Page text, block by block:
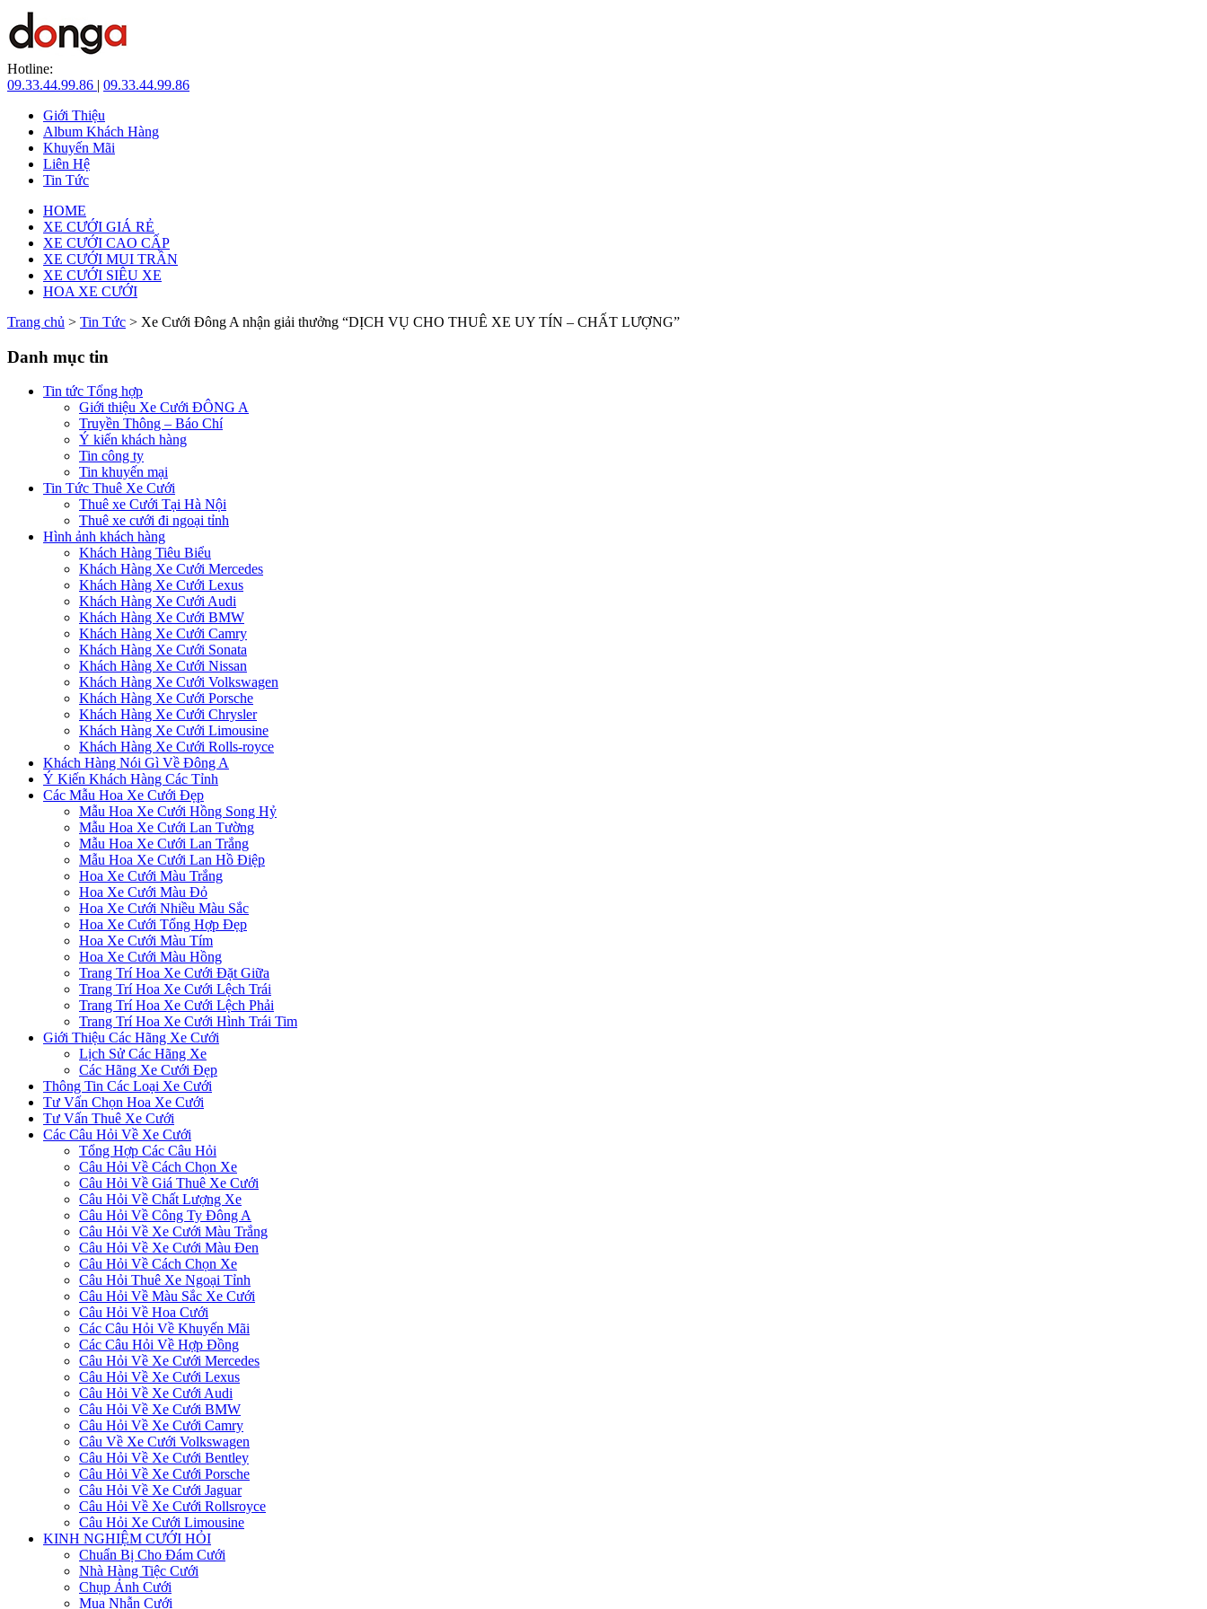
Hotline:
09.33.44.99.86 | 09.33.44.99.86
Giới Thiệu
Album Khách Hàng
Khuyến Mãi
Liên Hệ
Tin Tức
HOME
XE CƯỚI GIÁ RẺ
XE CƯỚI CAO CẤP
XE CƯỚI MUI TRẦN
XE CƯỚI SIÊU XE
HOA XE CƯỚI
Trang chủ > Tin Tức > Xe Cưới Đông A nhận giải thưởng “DỊCH VỤ CHO THUÊ XE UY TÍN – CHẤT LƯỢNG”
Danh mục tin
Tin tức Tổng hợp
Giới thiệu Xe Cưới ĐÔNG A
Truyền Thông – Báo Chí
Ý kiến khách hàng
Tin công ty
Tin khuyến mại
Tin Tức Thuê Xe Cưới
Thuê xe Cưới Tại Hà Nội
Thuê xe cưới đi ngoại tỉnh
Hình ảnh khách hàng
Khách Hàng Tiêu Biểu
Khách Hàng Xe Cưới Mercedes
Khách Hàng Xe Cưới Lexus
Khách Hàng Xe Cưới Audi
Khách Hàng Xe Cưới BMW
Khách Hàng Xe Cưới Camry
Khách Hàng Xe Cưới Sonata
Khách Hàng Xe Cưới Nissan
Khách Hàng Xe Cưới Volkswagen
Khách Hàng Xe Cưới Porsche
Khách Hàng Xe Cưới Chrysler
Khách Hàng Xe Cưới Limousine
Khách Hàng Xe Cưới Rolls-royce
Khách Hàng Nói Gì Về Đông A
Ý Kiến Khách Hàng Các Tỉnh
Các Mẫu Hoa Xe Cưới Đẹp
Mẫu Hoa Xe Cưới Hồng Song Hỷ
Mẫu Hoa Xe Cưới Lan Tường
Mẫu Hoa Xe Cưới Lan Trắng
Mẫu Hoa Xe Cưới Lan Hồ Điệp
Hoa Xe Cưới Màu Trắng
Hoa Xe Cưới Màu Đỏ
Hoa Xe Cưới Nhiều Màu Sắc
Hoa Xe Cưới Tổng Hợp Đẹp
Hoa Xe Cưới Màu Tím
Hoa Xe Cưới Màu Hồng
Trang Trí Hoa Xe Cưới Đặt Giữa
Trang Trí Hoa Xe Cưới Lệch Trái
Trang Trí Hoa Xe Cưới Lệch Phải
Trang Trí Hoa Xe Cưới Hình Trái Tim
Giới Thiệu Các Hãng Xe Cưới
Lịch Sử Các Hãng Xe
Các Hãng Xe Cưới Đẹp
Thông Tin Các Loại Xe Cưới
Tư Vấn Chọn Hoa Xe Cưới
Tư Vấn Thuê Xe Cưới
Các Câu Hỏi Về Xe Cưới
Tổng Hợp Các Câu Hỏi
Câu Hỏi Về Cách Chọn Xe
Câu Hỏi Về Giá Thuê Xe Cưới
Câu Hỏi Về Chất Lượng Xe
Câu Hỏi Về Công Ty Đông A
Câu Hỏi Về Xe Cưới Màu Trắng
Câu Hỏi Về Xe Cưới Màu Đen
Câu Hỏi Về Cách Chọn Xe
Câu Hỏi Thuê Xe Ngoại Tỉnh
Câu Hỏi Về Màu Sắc Xe Cưới
Câu Hỏi Về Hoa Cưới
Các Câu Hỏi Về Khuyến Mãi
Các Câu Hỏi Về Hợp Đồng
Câu Hỏi Về Xe Cưới Mercedes
Câu Hỏi Về Xe Cưới Lexus
Câu Hỏi Về Xe Cưới Audi
Câu Hỏi Về Xe Cưới BMW
Câu Hỏi Về Xe Cưới Camry
Câu Về Xe Cưới Volkswagen
Câu Hỏi Về Xe Cưới Bentley
Câu Hỏi Về Xe Cưới Porsche
Câu Hỏi Về Xe Cưới Jaguar
Câu Hỏi Về Xe Cưới Rollsroyce
Câu Hỏi Xe Cưới Limousine
KINH NGHIỆM CƯỚI HỎI
Chuẩn Bị Cho Đám Cưới
Nhà Hàng Tiệc Cưới
Chụp Ảnh Cưới
Mua Nhẫn Cưới